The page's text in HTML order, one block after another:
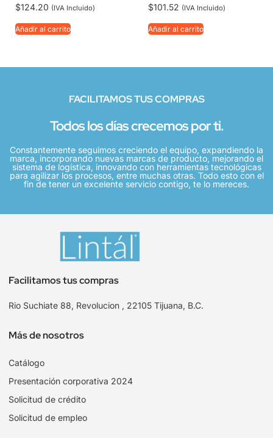
$124.20 (IVA Incluido)
Añadir al carrito
$101.52 (IVA Incluido)
Añadir al carrito
FACILITAMOS TUS COMPRAS
Todos los días crecemos por ti.
Constantemente seguimos creciendo el equipo, expandiendo la
marca, incorporando nuevas marcas de producto, mejorando el
sistema de logística, innovando con herramientas tecnológicas
para agilizar los procesos, entre muchas otras. Todo esto con el
fin de tener un excelente servicio contigo, te lo mereces.
Facilitamos tus compras
Rio Suchiate 88, Revolucion , 22105 Tijuana, B.C.
Más de nosotros
Catálogo
Presentación corporativa 2024
Solicitud de crédito
Solicitud de empleo